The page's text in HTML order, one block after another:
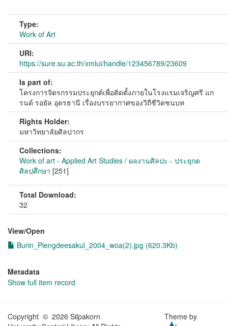
Type:
Work of Art
URI:
https://sure.su.ac.th/xmlui/handle/123456789/23609
Is part of:
โครงการจิตรกรรมประยุกต์เพื่อติดตั้งภายในโรงแรมเจริญศรี แก
รนด์ รอยัล อุดรธานี เรื่องบรรยากาศของวิถีชีวิตชนบท
Rights Holder:
มหาวิทยาลัยศิลปากร
Collections:
Work of art - Applied Art Studies / ผลงานศิลปะ - ประยุกต
ศิลปศึกษา [251]
Total Download:
32
View/Open
Burin_Plengdeesakul_2004_woa(2).jpg (620.3Kb)
Metadata
Show full item record
Copyright © 2026 Silpakorn
Theme by